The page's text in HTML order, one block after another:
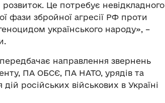
Це потребує невідкладного
фази збройної агресії РФ проти
українського народу», –
направлення звернень
ПА ОБСЄ, ПА НАТО, урядів та
російських військових в Україні